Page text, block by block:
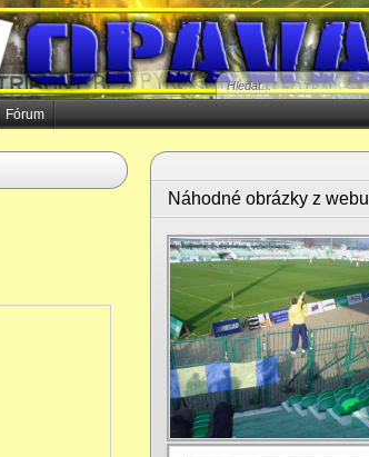
Fórum
Náhodné obrázky z webu